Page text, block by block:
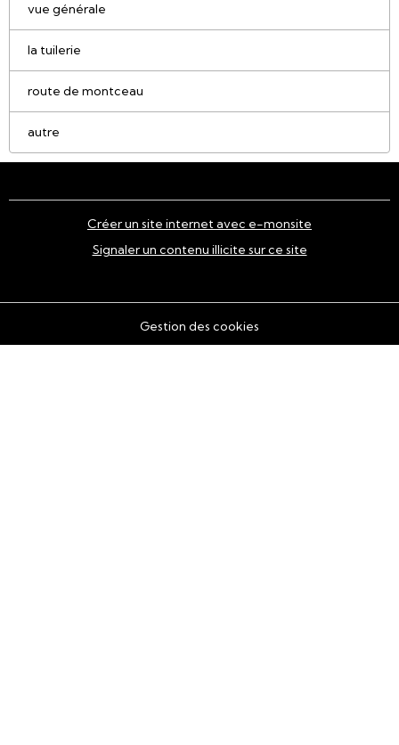
vue générale
la tuilerie
route de montceau
autre
Créer un site internet avec e-monsite
Signaler un contenu illicite sur ce site
Gestion des cookies